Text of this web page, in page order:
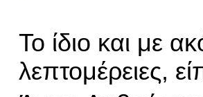
Το ίδιο και με
λεπτομέρειες,